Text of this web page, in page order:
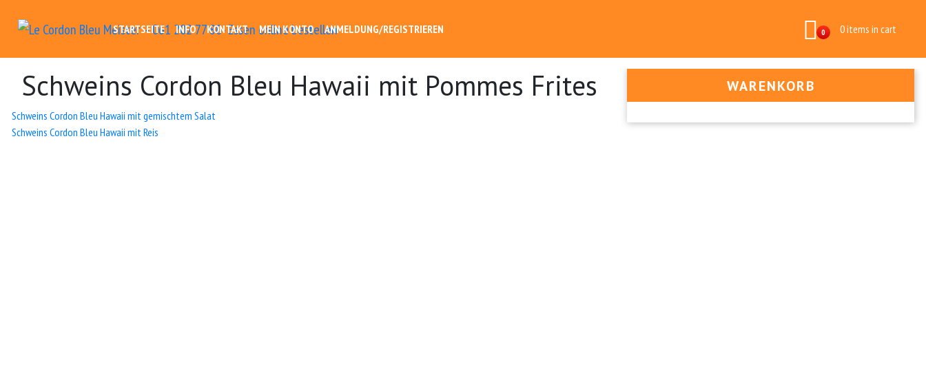
STARTSEITE INFO KONTAKT MEIN KONTO ANMELDUNG/REGISTRIEREN 0 0 items in cart
Schweins Cordon Bleu Hawaii mit Pommes Frites
Beitrags-
Navigation
Schweins Cordon Bleu Hawaii mit gemischtem Salat
Schweins Cordon Bleu Hawaii mit Reis
WARENKORB